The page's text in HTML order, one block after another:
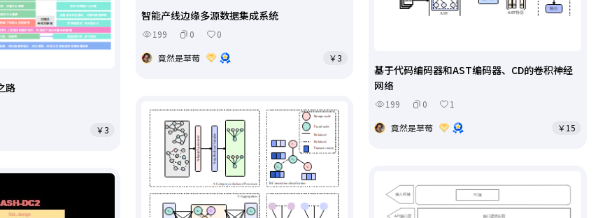
智能产线边缘多源数据集成系统
199 0
0
竟然是草莓
￥3
基于代码编码器和AST编码器、CD的卷积神经
网络
199 0
1
竟然是草莓
￥15
路
￥3